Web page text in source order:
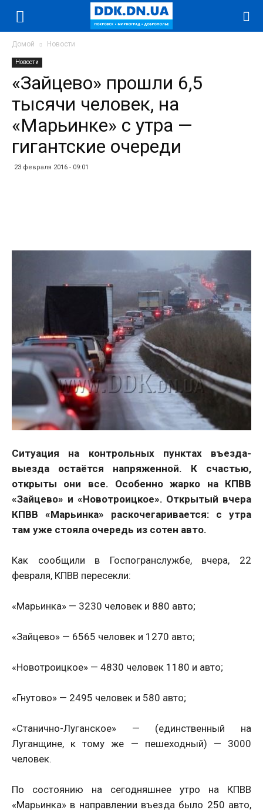
Домой Новости
Новости
«Зайцево» прошли 6,5
тысячи человек, на
«Марьинке» с утра —
гигантские очереди
23 февраля 2016 - 09:01
Ситуация на контрольных пунктах въезда-
выезда остаётся напряженной. К счастью,
открыты они все. Особенно жарко на КПВВ
«Зайцево» и «Новотроицкое». Открытый вчера
КПВВ «Марьинка» раскочегаривается: с утра
там уже стояла очередь из сотен авто.
Как сообщили в Госпогранслужбе, вчера, 22
февраля, КПВВ пересекли:
«Марьинка» — 3230 человек и 880 авто;
«Зайцево» — 6565 человек и 1270 авто;
«Новотроицкое» — 4830 человек 1180 и авто;
«Гнутово» — 2495 человек и 580 авто;
«Станично-Луганское» — (единственный на
Луганщине, к тому же — пешеходный) — 3000
человек.
По состоянию на сегодняшнее утро на КПВВ
«Марьинка» в направлении въезда было 250 авто,